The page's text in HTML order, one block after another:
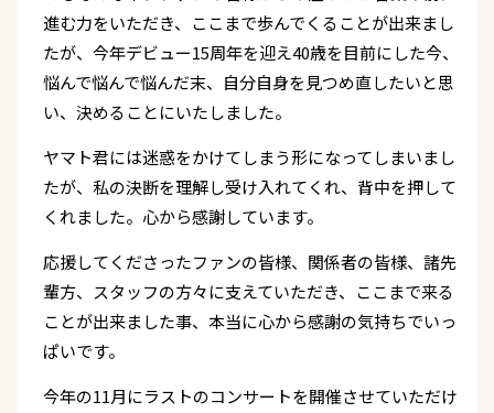
進む力をいただき、ここまで歩んでくることが出来まし
たが、今年デビュー15周年を迎え40歳を目前にした今、
悩んで悩んで悩んだ末、自分自身を見つめ直したいと思
い、決めることにいたしました。
ヤマト君には迷惑をかけてしまう形になってしまいまし
たが、私の決断を理解し受け入れてくれ、背中を押して
くれました。心から感謝しています。
応援してくださったファンの皆様、関係者の皆様、諸先
輩方、スタッフの方々に支えていただき、ここまで来る
ことが出来ました事、本当に心から感謝の気持ちでいっ
ぱいです。
今年の11月にラストのコンサートを開催させていただけ